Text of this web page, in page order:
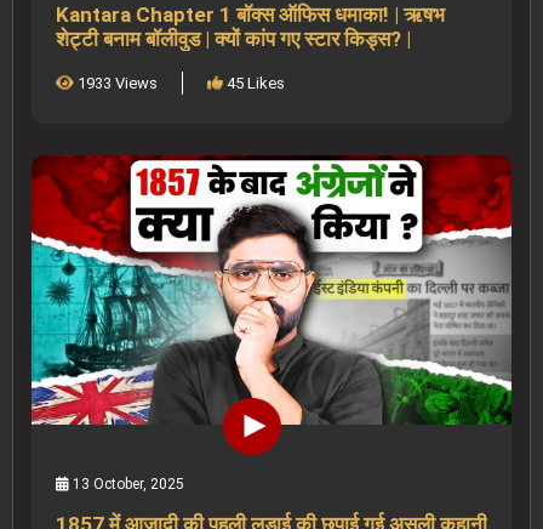
Kantara Chapter 1 बॉक्स ऑफिस धमाका! | ऋषभ
शेट्टी बनाम बॉलीवुड | क्यों कांप गए स्टार किड्स? |
1933 Views 45 Likes
13 October, 2025